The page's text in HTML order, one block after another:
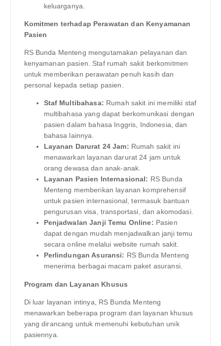
keluarganya.
Komitmen terhadap Perawatan dan Kenyamanan
Pasien
RS Bunda Menteng mengutamakan pelayanan dan
kenyamanan pasien. Staf rumah sakit berkomitmen
untuk memberikan perawatan penuh kasih dan
personal kepada setiap pasien.
Staf Multibahasa: Rumah sakit ini memiliki staf
multibahasa yang dapat berkomunikasi dengan
pasien dalam bahasa Inggris, Indonesia, dan
bahasa lainnya.
Layanan Darurat 24 Jam: Rumah sakit ini
menawarkan layanan darurat 24 jam untuk
orang dewasa dan anak-anak.
Layanan Pasien Internasional: RS Bunda
Menteng memberikan layanan komprehensif
untuk pasien internasional, termasuk bantuan
pengurusan visa, transportasi, dan akomodasi.
Penjadwalan Janji Temu Online: Pasien
dapat dengan mudah menjadwalkan janji temu
secara online melalui website rumah sakit.
Perlindungan Asuransi: RS Bunda Menteng
menerima berbagai macam paket asuransi.
Program dan Layanan Khusus
Di luar layanan intinya, RS Bunda Menteng
menawarkan beberapa program dan layanan khusus
yang dirancang untuk memenuhi kebutuhan unik
pasiennya.